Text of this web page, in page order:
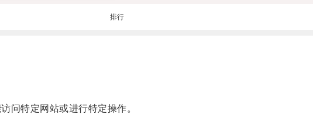
排行
特定网站或进行特定操作。